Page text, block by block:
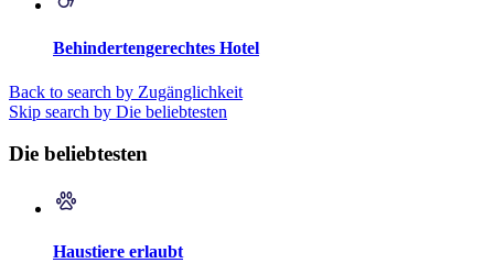
Behindertengerechtes Hotel
Back to search by Zugänglichkeit
Skip search by Die beliebtesten
Die beliebtesten
Haustiere erlaubt